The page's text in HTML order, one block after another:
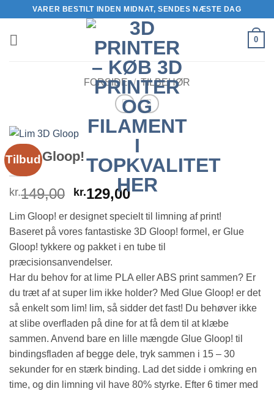
indhold
VARER BESTILT INDEN MIDNAT, SENDES NÆSTE DAG
0
FORSIDE / TILBEHØR
Tilbud
Glue Gloop!
kr.149,00 Den
pris
var:
kr.149,00.
kr.129,00Den
pris
er:
kr.129,00.
Lim Gloop! er designet specielt til limning af print!
Baseret på vores fantastiske 3D Gloop! formel, er Glue
Gloop! tykkere og pakket i en tube til
præcisionsanvendelser.
Har du behov for at lime PLA eller ABS print sammen? Er
du træt af at super lim ikke holder? Med Glue Gloop! er det
så enkelt som lim! lim, så sidder det fast! Du behøver ikke
at slibe overfladen på dine for at få dem til at klæbe
sammen. Anvend bare en lille mængde Glue Gloop! til
bindingsfladen af begge dele, tryk sammen i 15 – 30
sekunder for en stærk binding. Lad det sidde i omkring en
time, og din limning vil have 80% styrke. Efter 6 timer med